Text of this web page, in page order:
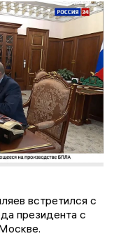
встретился с
президента с